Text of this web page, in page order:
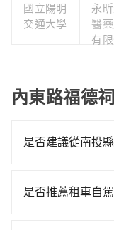
國立陽明
交通大學
永
醫
有
內東路福德
是否建議從南投
時，且難叫計程
是否推薦租車自